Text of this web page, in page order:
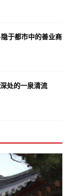
于都市中的善业商
处的一泉清流